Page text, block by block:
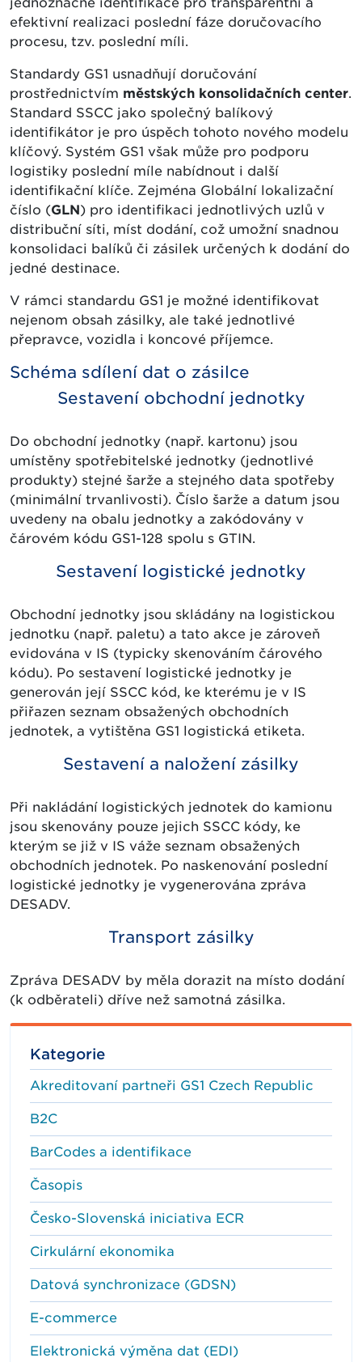
efektivní realizaci poslední fáze doručovacího
procesu, tzv. poslední míli.
Standardy GS1 usnadňují doručování
prostřednictvím městských konsolidačních center.
Standard SSCC jako společný balíkový
identifikátor je pro úspěch tohoto nového modelu
klíčový. Systém GS1 však může pro podporu
logistiky poslední míle nabídnout i další
identifikační klíče. Zejména Globální lokalizační
číslo (GLN) pro identifikaci jednotlivých uzlů v
distribuční síti, míst dodání, což umožní snadnou
konsolidaci balíků či zásilek určených k dodání do
jedné destinace.
V rámci standardu GS1 je možné identifikovat
nejenom obsah zásilky, ale také jednotlivé
přepravce, vozidla i koncové příjemce.
Schéma sdílení dat o zásilce
Sestavení obchodní jednotky
Do obchodní jednotky (např. kartonu) jsou
umístěny spotřebitelské jednotky (jednotlivé
produkty) stejné šarže a stejného data spotřeby
(minimální trvanlivosti). Číslo šarže a datum jsou
uvedeny na obalu jednotky a zakódovány v
čárovém kódu GS1-128 spolu s GTIN.
Sestavení logistické jednotky
Obchodní jednotky jsou skládány na logistickou
jednotku (např. paletu) a tato akce je zároveň
evidována v IS (typicky skenováním čárového
kódu). Po sestavení logistické jednotky je
generován její SSCC kód, ke kterému je v IS
přiřazen seznam obsažených obchodních
jednotek, a vytištěna GS1 logistická etiketa.
Sestavení a naložení zásilky
Při nakládání logistických jednotek do kamionu
jsou skenovány pouze jejich SSCC kódy, ke
kterým se již v IS váže seznam obsažených
obchodních jednotek. Po naskenování poslední
logistické jednotky je vygenerována zpráva
DESADV.
Transport zásilky
Zpráva DESADV by měla dorazit na místo dodání
(k odběrateli) dříve než samotná zásilka.
Kategorie
Akreditovaní partneři GS1 Czech Republic
B2C
BarCodes a identifikace
Časopis
Česko-Slovenská iniciativa ECR
Cirkulární ekonomika
Datová synchronizace (GDSN)
E-commerce
Elektronická výměna dat (EDI)